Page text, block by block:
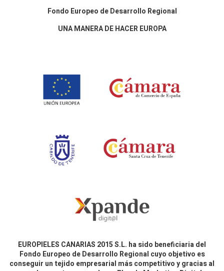
Fondo Europeo de Desarrollo Regional
UNA MANERA DE HACER EUROPA
EUROPIELES CANARIAS 2015 S.L. ha sido beneficiaria del
Fondo Europeo de Desarrollo Regional cuyo objetivo es
conseguir un tejido empresarial más competitivo y gracias al